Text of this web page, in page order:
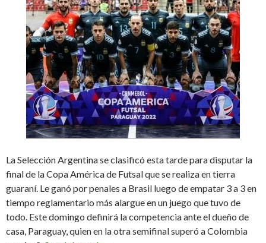
La Selección Argentina se clasificó esta tarde para disputar la
final de la Copa América de Futsal que se realiza en tierra
guaraní. Le ganó por penales a Brasil luego de empatar 3 a 3 en
tiempo reglamentario más alargue en un juego que tuvo de
todo. Este domingo definirá la competencia ante el dueño de
casa, Paraguay, quien en la otra semifinal superó a Colombia